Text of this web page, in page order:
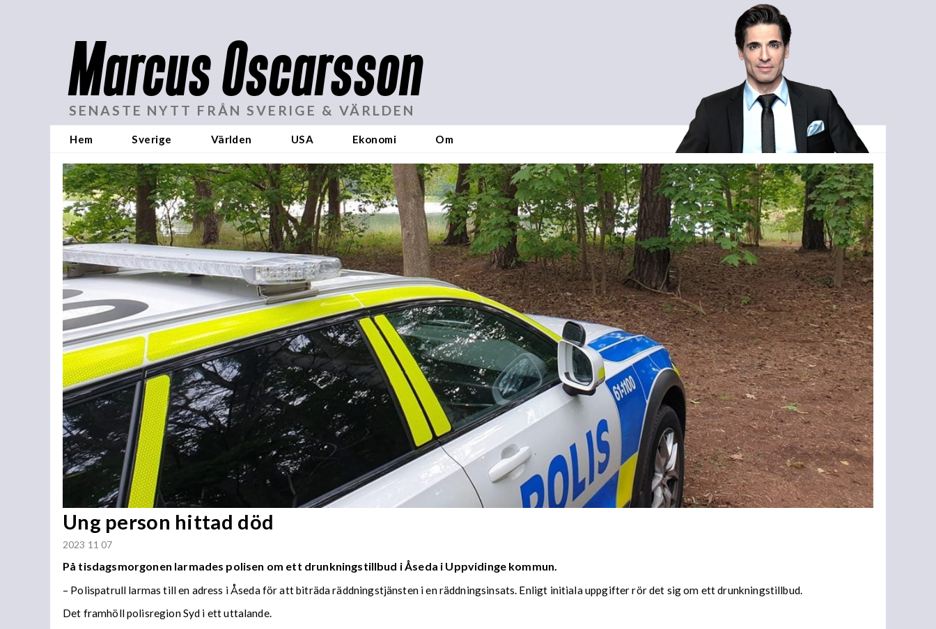
Marcus Oscarsson
SENASTE NYTT FRÅN SVERIGE & VÄRLDEN
Hem Sverige Världen USA Ekonomi Om
Ung person hittad död
2023 11 07
På tisdagsmorgonen larmades polisen om ett drunkningstillbud i Åseda i Uppvidinge kommun.
– Polispatrull larmas till en adress i Åseda för att biträda räddningstjänsten i en räddningsinsats. Enligt initiala uppgifter rör det sig om ett drunkningstillbud.
Det framhöll polisregion Syd i ett uttalande.